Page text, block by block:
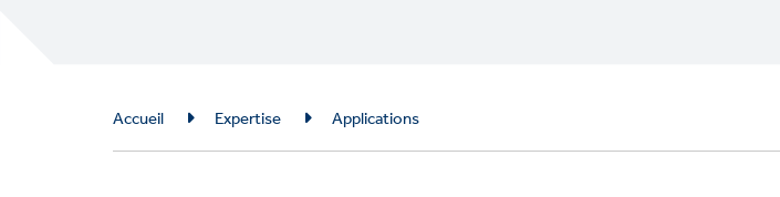
Breadcrumb
Accueil Expertise Applications